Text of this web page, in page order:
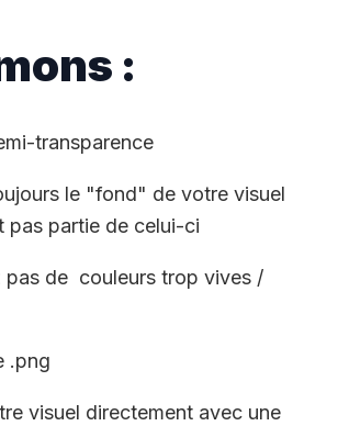
:
transparence
le "fond" de votre visuel
pas partie de celui-ci
pas de couleurs trop vives /
.png
visuel directement avec une